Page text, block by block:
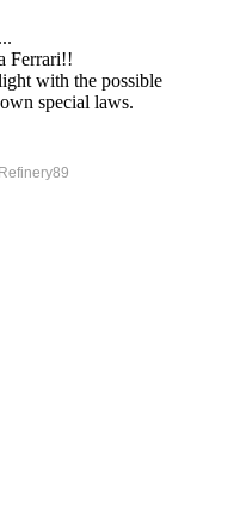
Ferrari!!
with the possible
special laws.